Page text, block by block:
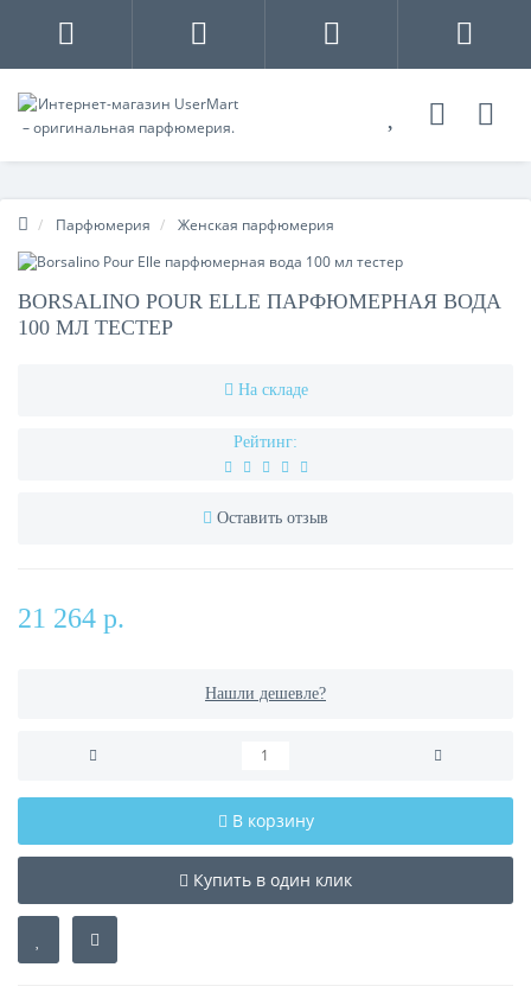
Парфюмерия Женская парфюмерия
BORSALINO POUR ELLE ПАРФЮМЕРНАЯ ВОДА
100 МЛ ТЕСТЕР
На складе
Рейтинг:
Оставить отзыв
21 264 р.
Нашли дешевле?
В корзину
Купить в один клик